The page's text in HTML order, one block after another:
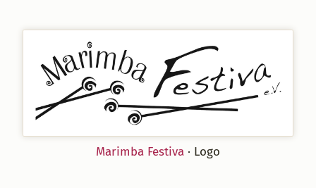
Marimba Festiva · Logo